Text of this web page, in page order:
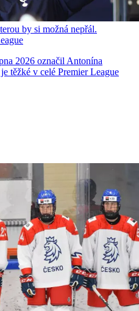
by si možná nepřál.
2026 označil Antonína
těžké v celé Premier League